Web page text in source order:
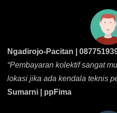
Ngadirojo-Pacitan |
“Pembayaran kolektif sangat
lokasi jika ada kendala teknis
Sumarni | ppFima